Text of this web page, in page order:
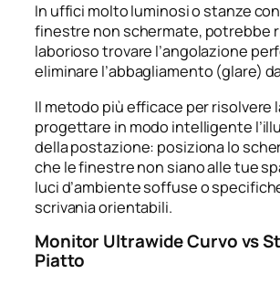
In uffici molto luminosi o stanze
finestre non schermate, potrebbe
laborioso trovare l’angolazione
eliminare l’abbagliamento (glare)
Il metodo più efficace per risolvere
progettare in modo intelligente
della postazione: posiziona lo
che le finestre non siano alle tue
luci d’ambiente soffuse o
scrivania orientabili.
Monitor Ultrawide Curvo vs
Piatto